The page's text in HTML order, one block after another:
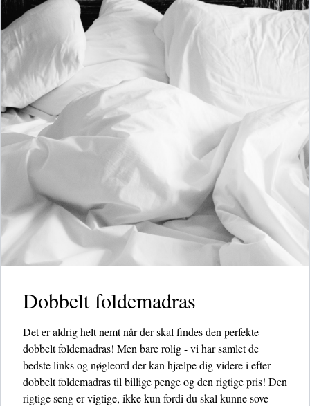
Dobbelt foldemadras
Det er aldrig helt nemt når der skal findes den perfekte
dobbelt foldemadras! Men bare rolig - vi har samlet de
bedste links og nøgleord der kan hjælpe dig videre i efter
dobbelt foldemadras til billige penge og den rigtige pris! Den
rigtige seng er vigtige, ikke kun fordi du skal kunne sove